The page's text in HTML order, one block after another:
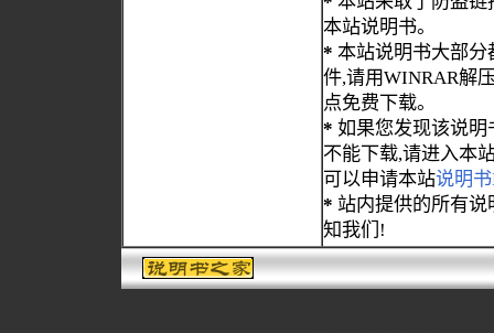
本站说明书。
* 本站说明书大部分
件,请用WINRAR解
点免费下载。
* 如果您发现该说明
不能下载,请进入本
可以申请本站说明
* 站内提供的所有
知我们!